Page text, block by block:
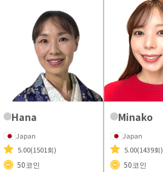
Hana
Japan
5.00(1501회)
50코인
Minako
Japan
5.00(1439회)
50코인